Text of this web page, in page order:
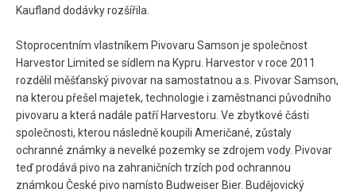
Kaufland dodávky rozšířila.
Stoprocentním vlastníkem Pivovaru Samson je společnost
Harvestor Limited se sídlem na Kypru. Harvestor v roce 2011
rozdělil měšťanský pivovar na samostatnou a.s. Pivovar Samson,
na kterou přešel majetek, technologie i zaměstnanci původního
pivovaru a která nadále patří Harvestoru. Ve zbytkové části
společnosti, kterou následně koupili Američané, zůstaly
ochranné známky a nevelké pozemky se zdrojem vody. Pivovar
teď prodává pivo na zahraničních trzích pod ochrannou
známkou České pivo namísto Budweiser Bier. Budějovický